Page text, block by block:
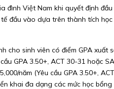
Việt Nam khi quyết định
đầu vào dựa trên thành tích
cho sinh viên có điểm GPA
GPA 3.50+, ACT 30-31 hoặc
năm (Yêu cầu GPA 3.50+,
khai đa dạng các mức học